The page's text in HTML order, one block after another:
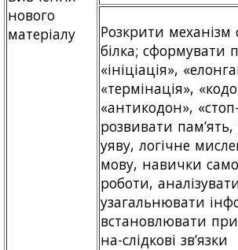
нового
матеріалу
Розкрити механізм
білка; сформувати
«ініціація»,
«термінація»,
«антикодон»,
розвивати пам’ять,
уяву, логічне
мову, навички
роботи,
узагальнювати
встановлювати
на-слідкові зв’язки